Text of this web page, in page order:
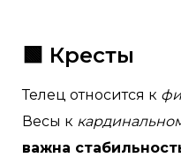
🟩 Кресты
Телец относится к
Весы к
важна